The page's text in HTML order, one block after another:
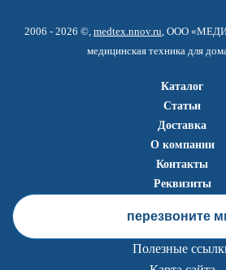
2006 - 2026 ©, medtex.nnov.ru , ООО
медицинская техника для
Каталог
Статьи
Доставка
О компании
Контакты
Реквизиты
перезвоните
Полезные